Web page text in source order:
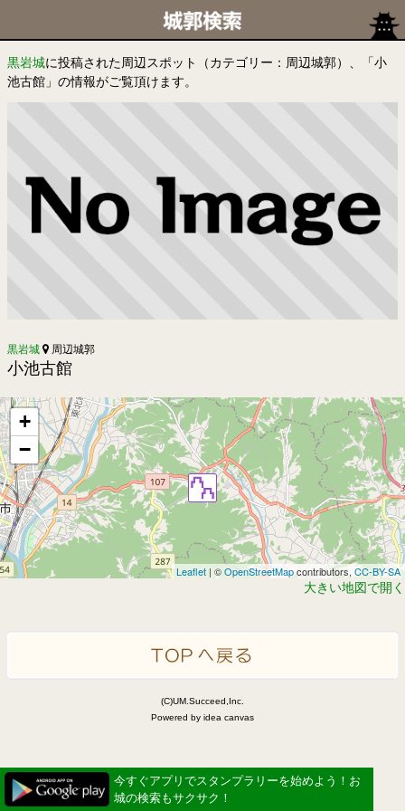
黒岩城に投稿された周辺スポット（カテゴリー：周辺城郭）、「小
池古館」の情報がご覧頂けます。
黒岩城 周辺城郭
小池古館
+
−
Leaflet | ©OpenStreetMapcontributors, CC-BY-SA
大きい地図で開く
(C)UM.Succeed,Inc.
Powered by idea canvas
今すぐアプリでスタンプラリーを始めよう！お
城の検索もサクサク！